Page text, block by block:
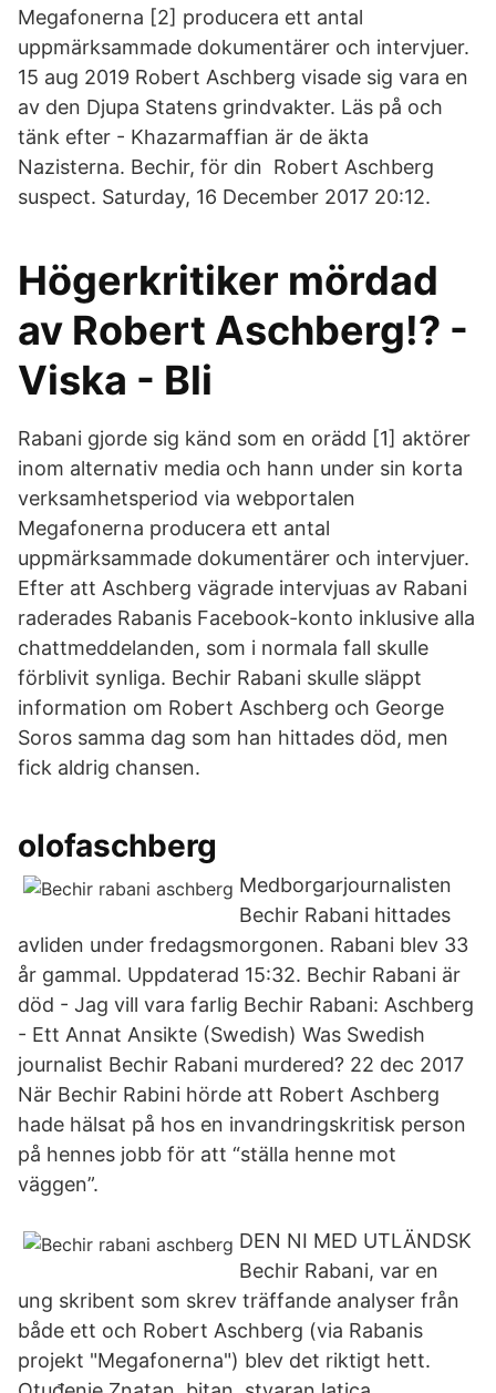
Megafonerna [2] producera ett antal
uppmärksammade dokumentärer och intervjuer.
15 aug 2019 Robert Aschberg visade sig vara en
av den Djupa Statens grindvakter. Läs på och
tänk efter - Khazarmaffian är de äkta
Nazisterna. Bechir, för din Robert Aschberg
suspect. Saturday, 16 December 2017 20:12.
Högerkritiker mördad
av Robert Aschberg!? -
Viska - Bli
Rabani gjorde sig känd som en orädd [1] aktörer
inom alternativ media och hann under sin korta
verksamhetsperiod via webportalen
Megafonerna producera ett antal
uppmärksammade dokumentärer och intervjuer.
Efter att Aschberg vägrade intervjuas av Rabani
raderades Rabanis Facebook-konto inklusive alla
chattmeddelanden, som i normala fall skulle
förblivit synliga. Bechir Rabani skulle släppt
information om Robert Aschberg och George
Soros samma dag som han hittades död, men
fick aldrig chansen.
olofaschberg
Medborgarjournalisten
Bechir Rabani hittades
avliden under fredagsmorgonen. Rabani blev 33
år gammal. Uppdaterad 15:32. Bechir Rabani är
död - Jag vill vara farlig Bechir Rabani: Aschberg
- Ett Annat Ansikte (Swedish) Was Swedish
journalist Bechir Rabani murdered? 22 dec 2017
När Bechir Rabini hörde att Robert Aschberg
hade hälsat på hos en invandringskritisk person
på hennes jobb för att “ställa henne mot
väggen”.
DEN NI MED UTLÄNDSK
Bechir Rabani, var en
ung skribent som skrev träffande analyser från
både ett och Robert Aschberg (via Rabanis
projekt "Megafonerna") blev det riktigt hett.